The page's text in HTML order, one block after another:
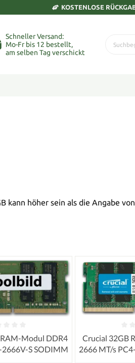
KOSTENLOSE
Schneller Versand:
Mo-Fr bis 12 bestellt,
am selben Tag verschickt
höher sein als die Angabe
RAM-Modul DDR4
S SODIMM
Crucial 32GB
2666 MT/s